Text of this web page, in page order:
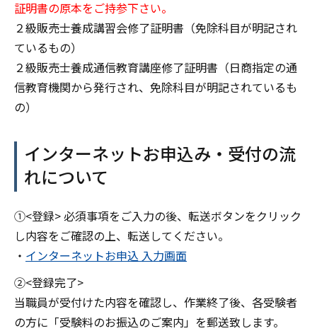
証明書の原本をご持参下さい。
２級販売士養成講習会修了証明書（免除科目が明記され
ているもの）
２級販売士養成通信教育講座修了証明書（日商指定の通
信教育機関から発行され、免除科目が明記されているも
の）
インターネットお申込み・受付の流
れについて
①<登録> 必須事項をご入力の後、転送ボタンをクリック
し内容をご確認の上、転送してください。
・ インターネットお申込 入力画面
②<登録完了>
当職員が受付けた内容を確認し、作業終了後、各受験者
の方に「受験料のお振込のご案内」を郵送致します。